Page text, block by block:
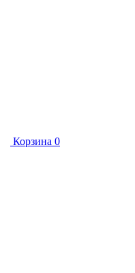
Корзина 0